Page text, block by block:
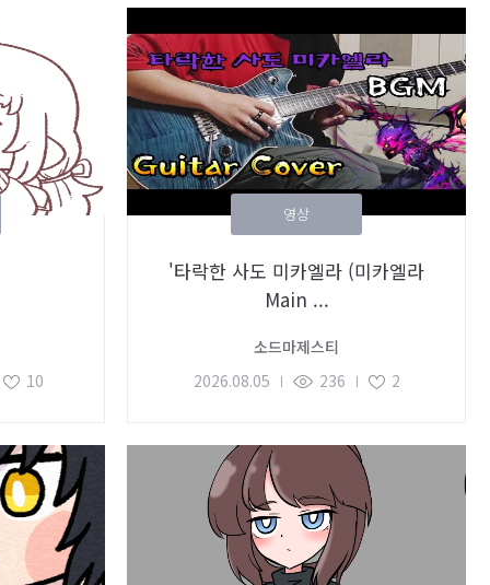
10
영상
'타락한 사도 미카엘라 (미카엘라
Main ...
소드마제스티
2026.08.05
236 2